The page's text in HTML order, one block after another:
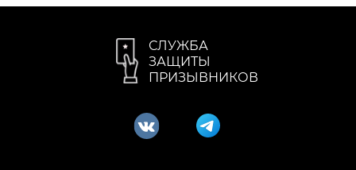
СЛУЖБА
ЗАЩИТЫ
ПРИЗЫВНИКОВ